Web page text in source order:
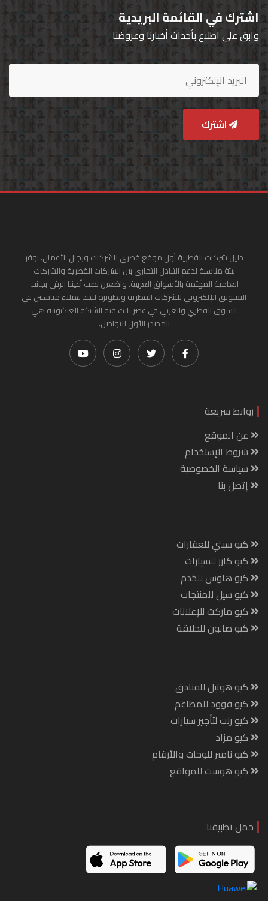
اشترك في القائمة البريدية
وابق على اطلاع بأحداث أخبارنا وعروضنا
اشترك
دليل شركات القطرية أول موقع قطري للشركات ورجال الأعمال. نوفر
بيئة مناسبة لدعم التبادل التجاري بين الشركات القطرية والشركات
العامية المهتمة بالأسواق العربية. واضعين نصب أعيننا الرقي بجانب
التسويق الإلكتروني للشركات القطرية وتطويره لتجد عملاء مناسبين في
السوق القطري والعربي في عصر باتت فيه الشبكة العنكبونية هي
المصدر الأول للتواصل.
روابط سريعة
عن الموقع
شروط الإستخدام
سياسة الخصوصية
إتصل بنا
كيو سيتي للعقارات
كيو كارز للسيارات
كيو هاوس للخدم
كيو سيل للمنتجات
كيو ماركت للإعلانات
كيو صالون للحلاقة
كيو هوتيل للفنادق
كيو فوود للمطاعم
كيو رنت لتأجير سيارات
كيو مزاد
كيو نامبر للوحات والأرقام
كيو هوست للمواقع
حمل تطبيقنا